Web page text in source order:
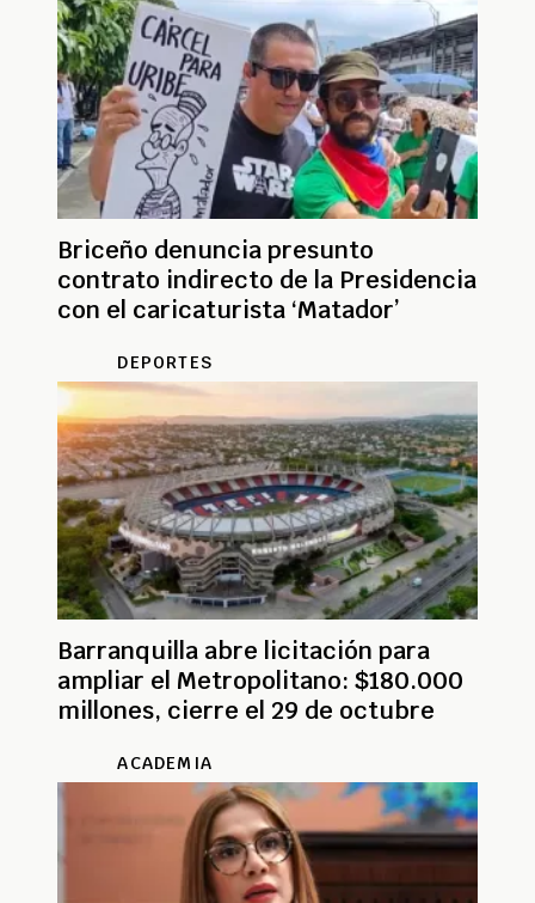
Briceño denuncia presunto
contrato indirecto de la Presidencia
con el caricaturista ‘Matador’
DEPORTES
Barranquilla abre licitación para
ampliar el Metropolitano: $180.000
millones, cierre el 29 de octubre
ACADEMIA